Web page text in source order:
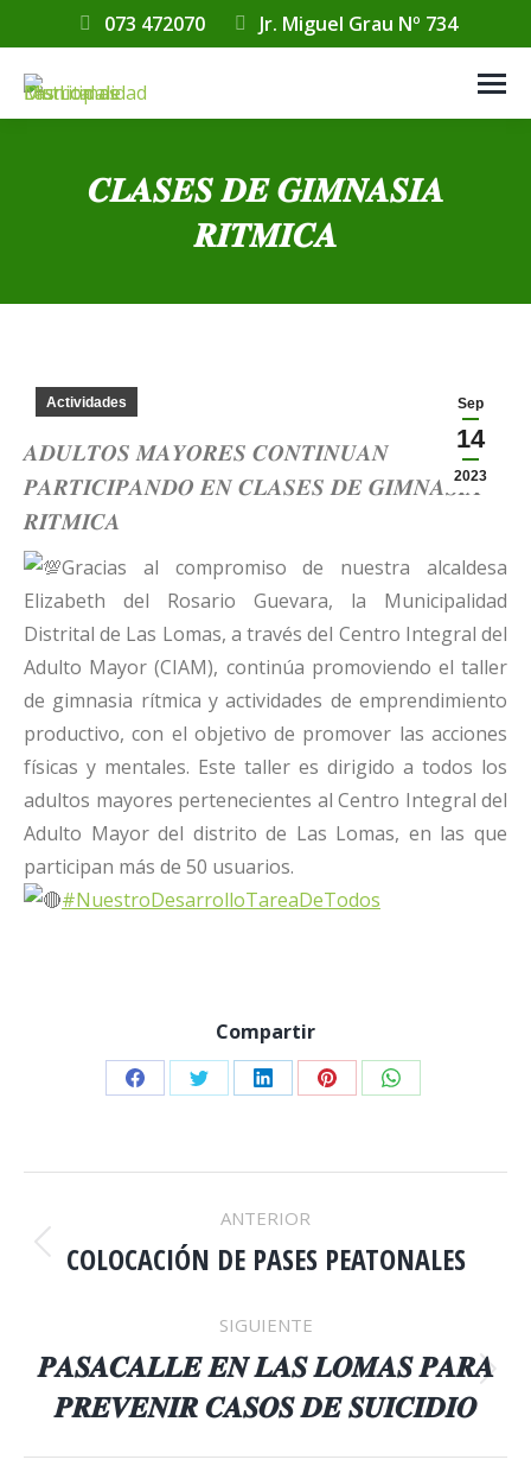
073 472070 Jr. Miguel Grau Nº 734
𝑪𝑳𝑨𝑺𝑬𝑺 𝑫𝑬 𝑮𝑰𝑴𝑵𝑨𝑺𝑰𝑨
𝑹𝑰́𝑻𝑴𝑰𝑪𝑨
Sep
14
2023
Actividades
𝑨𝑫𝑼𝑳𝑻𝑶𝑺 𝑴𝑨𝒀𝑶𝑹𝑬𝑺 𝑪𝑶𝑵𝑻𝑰𝑵𝑼𝑨𝑵
𝑷𝑨𝑹𝑻𝑰𝑪𝑰𝑷𝑨𝑵𝑫𝑶 𝑬𝑵 𝑪𝑳𝑨𝑺𝑬𝑺 𝑫𝑬 𝑮𝑰𝑴𝑵𝑨𝑺𝑰𝑨
𝑹𝑰́𝑻𝑴𝑰𝑪𝑨
Gracias al compromiso de nuestra alcaldesa
Elizabeth del Rosario Guevara, la Municipalidad
Distrital de Las Lomas, a través del Centro Integral del
Adulto Mayor (CIAM), continúa promoviendo el taller
de gimnasia rítmica y actividades de emprendimiento
productivo, con el objetivo de promover las acciones
físicas y mentales. Este taller es dirigido a todos los
adultos mayores pertenecientes al Centro Integral del
Adulto Mayor del distrito de Las Lomas, en las que
participan más de 50 usuarios.
#NuestroDesarrolloTareaDeTodos
Compartir
Share
Facebook
Share
Twitter
Share
LinkedIn
Share
Pinterest
Share
WhatsApp
NAVEGACIÓN
ENTRE
PUBLICACIONES
ANTERIOR
Publicación
COLOCACIÓN DE PASES PEATONALES
SIGUIENTE
Publicación
siguiente:
𝑷𝑨𝑺𝑨𝑪𝑨𝑳𝑳𝑬 𝑬𝑵 𝑳𝑨𝑺 𝑳𝑶𝑴𝑨𝑺 𝑷𝑨𝑹𝑨
𝑷𝑹𝑬𝑽𝑬𝑵𝑰𝑹 𝑪𝑨𝑺𝑶𝑺 𝑫𝑬 𝑺𝑼𝑰𝑪𝑰𝑫𝑰𝑶